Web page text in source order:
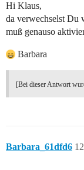
Hi Klaus,
da verwechselst Du
muß genauso
Barbara
[Bei dieser Antwort
Barbara_61dfd6 12